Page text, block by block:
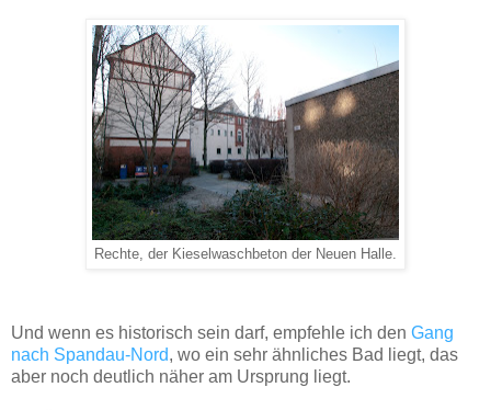
Rechte, der Kieselwaschbeton der Neuen Halle.
Und wenn es historisch sein darf, empfehle ich den Gang
nach Spandau-Nord, wo ein sehr ähnliches Bad liegt, das
aber noch deutlich näher am Ursprung liegt.